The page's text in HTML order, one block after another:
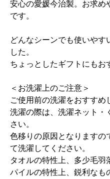
安心の愛媛今治製。お求め
です。
どんなシーンでも使いやす
した。
ちょっとしたギフトにもお
＜お洗濯上のご注意＞
ご使用前の洗濯をおすすめ
洗濯の際は、洗濯ネット・
さい。
色移りの原因となりますの
て洗濯してください。
タオルの特性上、多少毛羽
パイルの特性上、鋭利なも